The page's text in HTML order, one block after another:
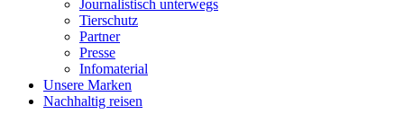
Journalistisch unterwegs
Tierschutz
Partner
Presse
Infomaterial
Unsere Marken
Nachhaltig reisen